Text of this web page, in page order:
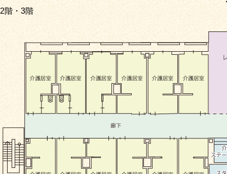
2階・3階